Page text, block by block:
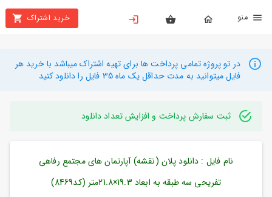
خرید اشتراک
بستن
محصولات
تهیه
راهنما
دانلود
در تو پروژه تمامی پرداخت ها برای تهیه اشتراک میباشد با خرید هر
فایل میتوانید به مدت حداقل یک ماه 35 فایل را دانلود کنید
ثبت سفارش پرداخت و افزایش تعداد دانلود
نام فایل : دانلود پلان (نقشه) آپارتمان های مجتمع رفاهی
تفریحی سه طبقه به ابعاد 19.3×21.8متر (کد8469)